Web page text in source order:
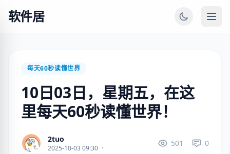
软件居
每天60秒读懂世界
10日03日，星期五，在这
里每天60秒读懂世界！
2tuo
2025-10-03 09:30 ·
501 0